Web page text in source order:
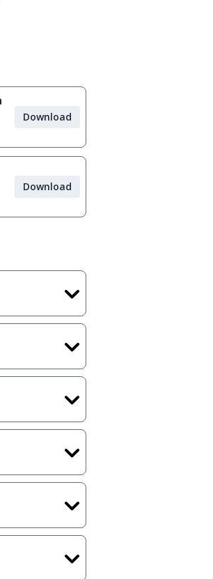
Download
Download
hasil crack,
suatu
arti hanya
serta
download